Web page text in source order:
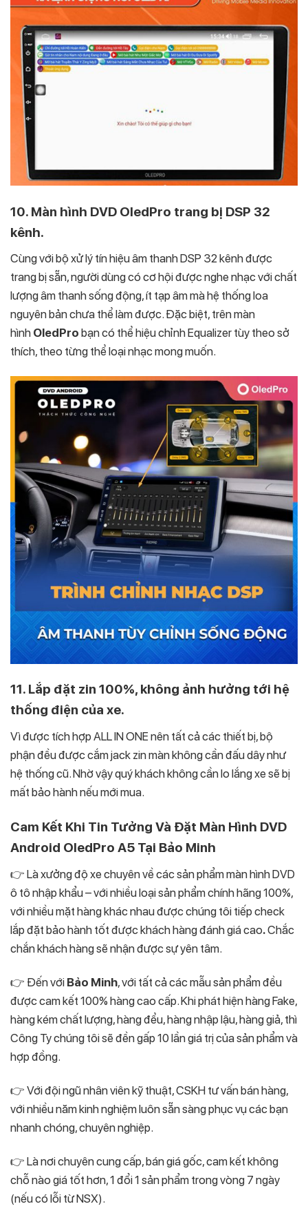
10. Màn hình DVD OledPro trang bị DSP 32
kênh.
Cùng với bộ xử lý tín hiệu âm thanh DSP 32 kênh được
trang bị sẵn, người dùng có cơ hội được nghe nhạc với chất
lượng âm thanh sống động, ít tạp âm mà hệ thống loa
nguyên bản chưa thể làm được. Đặc biệt, trên màn
hình OledPro bạn có thể hiệu chỉnh Equalizer tùy theo sở
thích, theo từng thể loại nhạc mong muốn.
11. Lắp đặt zin 100%, không ảnh hưởng tới hệ
thống điện của xe.
Vì được tích hợp ALL IN ONE nên tất cả các thiết bị, bộ
phận đều được cắm jack zin màn không cần đấu dây như
hệ thống cũ. Nhờ vậy quý khách không cần lo lắng xe sẽ bị
mất bảo hành nếu mới mua.
Cam Kết Khi Tin Tưởng Và Đặt Màn Hình DVD
Android OledPro A5 Tại Bảo Minh
👉 Là xưởng độ xe chuyên về các sản phẩm màn hình DVD
ô tô nhập khẩu – với nhiều loại sản phẩm chính hãng 100%,
với nhiều mặt hàng khác nhau được chúng tôi tiếp check
lắp đặt bảo hành tốt được khách hàng đánh giá cao.Chắc
chắn khách hàng sẽ nhận được sự yên tâm.
👉 Đến với Bảo Minh, với tất cả các mẫu sản phẩm đều
được cam kết 100% hàng cao cấp. Khi phát hiện hàng Fake,
hàng kém chất lượng, hàng đểu, hàng nhập lậu, hàng giả, thì
Công Ty chúng tôi sẽ đền gấp 10 lần giá trị của sản phẩm và
hợp đồng.
👉 Với đội ngũ nhân viên kỹ thuật, CSKH tư vấn bán hàng,
với nhiều năm kinh nghiệm luôn sẵn sàng phục vụ các bạn
nhanh chóng, chuyên nghiệp.
👉 Là nơi chuyên cung cấp, bán giá gốc, cam kết không
chỗ nào giá tốt hơn, 1 đổi 1 sản phẩm trong vòng 7 ngày
(nếu có lỗi từ NSX).